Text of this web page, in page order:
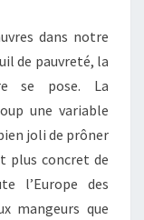
dans notre
de pauvreté, la
se pose. La
une variable
joli de prôner
plus concret de
l’Europe des
mangeurs que